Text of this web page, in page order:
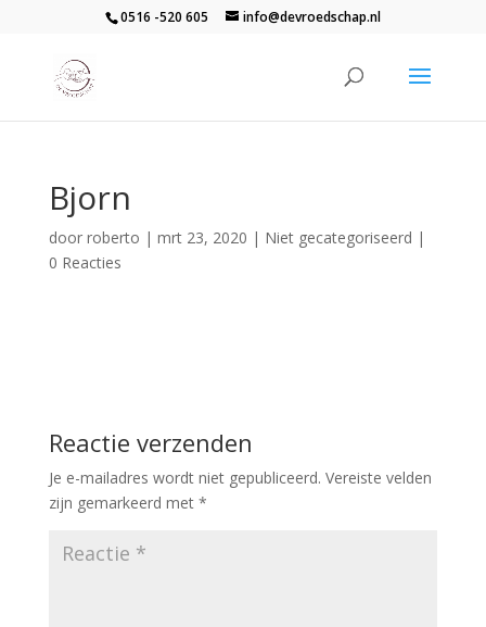
0516 -520 605 info@devroedschap.nl
Bjorn
door roberto | mrt 23, 2020 | Niet gecategoriseerd |
0 Reacties
Reactie verzenden
Je e-mailadres wordt niet gepubliceerd. Vereiste velden
zijn gemarkeerd met *